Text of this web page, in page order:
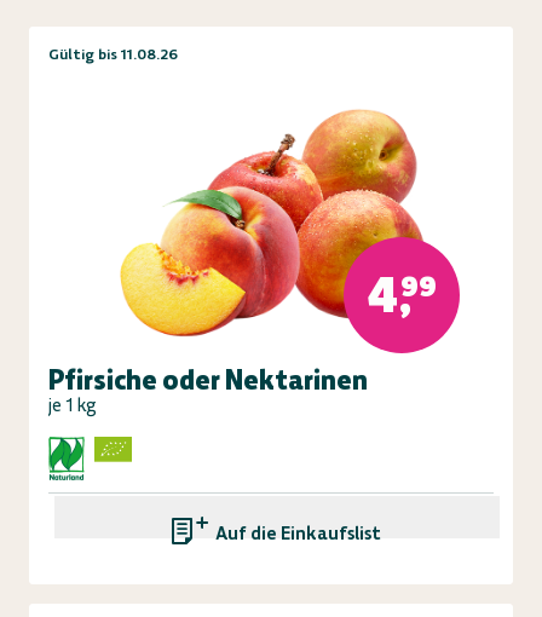
Gültig bis 11.08.26
4,99
Pfirsiche oder Nektarinen
je 1 kg
Auf die Einkaufsliste